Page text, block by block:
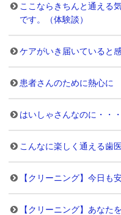
ここならきちんと通える
です。（体験談）
ケアがいき届いていると
患者さんのために熱心に
はいしゃさんなのに・・・
こんなに楽しく通える歯
【クリーニング】今日も
【クリーニング】あなた